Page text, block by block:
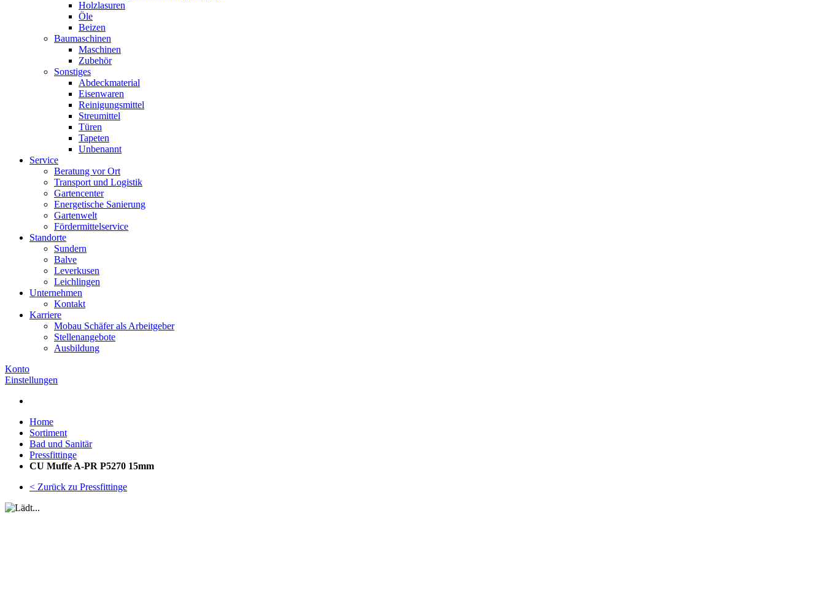
Holzlasuren
Öle
Beizen
Baumaschinen
Maschinen
Zubehör
Sonstiges
Abdeckmaterial
Eisenwaren
Reinigungsmittel
Streumittel
Türen
Tapeten
Unbenannt
Service
Beratung vor Ort
Transport und Logistik
Gartencenter
Energetische Sanierung
Gartenwelt
Fördermittelservice
Standorte
Sundern
Balve
Leverkusen
Leichlingen
Unternehmen
Kontakt
Karriere
Mobau Schäfer als Arbeitgeber
Stellenangebote
Ausbildung
Konto
Einstellungen
Home
Sortiment
Bad und Sanitär
Pressfittinge
CU Muffe A-PR P5270 15mm
< Zurück zu Pressfittinge